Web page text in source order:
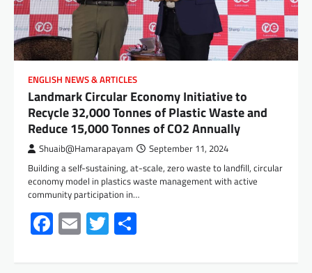
ENGLISH NEWS & ARTICLES
Landmark Circular Economy Initiative to
Recycle 32,000 Tonnes of Plastic Waste and
Reduce 15,000 Tonnes of CO2 Annually
Shuaib@Hamarapayam September 11, 2024
Building a self-sustaining, at-scale, zero waste to landfill, circular
economy model in plastics waste management with active
community participation in…
Facebook
EmailTwitter